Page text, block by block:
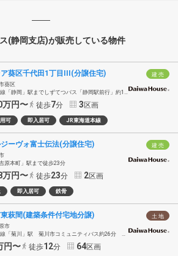
(静岡支店)が販売している物件
建 売
葵区千代田1丁目III(分譲住宅)
葵区
」駅までしずてつバス「静岡駅前行」約11分乗車「三松」バス停徒歩7分
万円〜 徒歩7分 3区画
可 即入居可 JR東海道本線
建 売
ーヴォ富士伝法(分譲住宅)
原本町」駅まで徒歩23分
万円〜 徒歩23分 2区画
即入居可 鉄骨
土 地
萩間(建築条件付宅地分譲)
市
」駅 菊川市コミュニティバス約26分 「沢水加原」バス停徒歩12分～13分
円〜 徒歩12分 64区画